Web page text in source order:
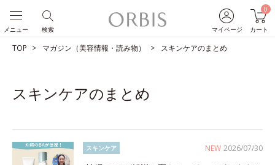
マイページ
0
カート
検索
メニュー
TOP マガジン（美容情報・読み物） スキンケアのまとめ
スキンケアのまとめ
NEW 2026/07/30
スキンケア